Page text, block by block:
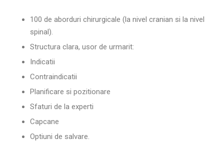
100 de aborduri chirurgicale (la nivel cranian si la nivel
spinal).
Structura clara, usor de urmarit:
Indicatii
Contraindicatii
Planificare si pozitionare
Sfaturi de la experti
Capcane
Optiuni de salvare.